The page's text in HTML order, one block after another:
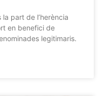
part de l’herència
en benefici de
legitimaris.